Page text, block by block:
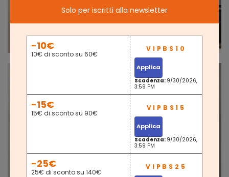
Solo per iscritti alla newsletter
-10€
10€ di sconto su 60€
Applica
Scadenza: 9/30/2026,
3:59 PM
-15€
15€ di sconto su 90€
Applica
Scadenza: 9/30/2026,
3:59 PM
-25€
25€ di sconto su 140€